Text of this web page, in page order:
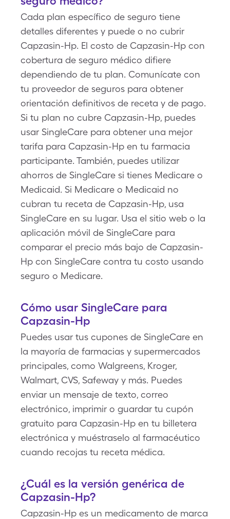
Cada plan específico de seguro tiene
detalles diferentes y puede o no cubrir
Capzasin-Hp. El costo de Capzasin-Hp con
cobertura de seguro médico difiere
dependiendo de tu plan. Comunícate con
tu proveedor de seguros para obtener
orientación definitivos de receta y de pago.
Si tu plan no cubre Capzasin-Hp, puedes
usar SingleCare para obtener una mejor
tarifa para Capzasin-Hp en tu farmacia
participante. También, puedes utilizar
ahorros de SingleCare si tienes Medicare o
Medicaid. Si Medicare o Medicaid no
cubran tu receta de Capzasin-Hp, usa
SingleCare en su lugar. Usa el sitio web o la
aplicación móvil de SingleCare para
comparar el precio más bajo de Capzasin-
Hp con SingleCare contra tu costo usando
seguro o Medicare.
Cómo usar SingleCare para
Capzasin-Hp
Puedes usar tus cupones de SingleCare en
la mayoría de farmacias y supermercados
principales, como Walgreens, Kroger,
Walmart, CVS, Safeway y más. Puedes
enviar un mensaje de texto, correo
electrónico, imprimir o guardar tu cupón
gratuito para Capzasin-Hp en tu billetera
electrónica y muéstraselo al farmacéutico
cuando recojas tu receta médica.
¿Cuál es la versión genérica de
Capzasin-Hp?
Capzasin-Hp es un medicamento de marca